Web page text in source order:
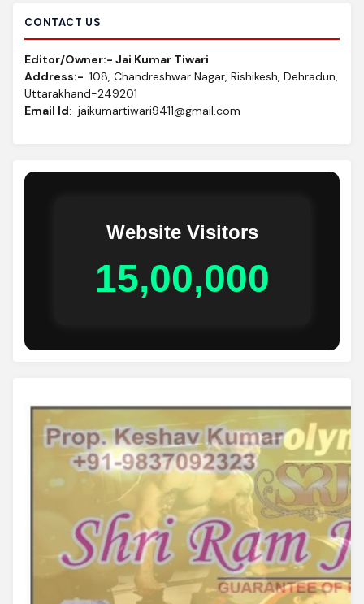
CONTACT US
Editor/Owner:- Jai Kumar Tiwari
Address:- 108, Chandreshwar Nagar, Rishikesh, Dehradun,
Uttarakhand-249201
Email Id:-jaikumartiwari9411@gmail.com